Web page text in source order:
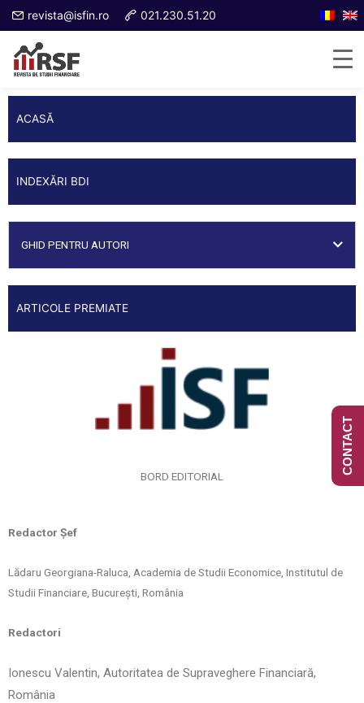
revista@isfin.ro 021.230.51.20
ACASĂ
INDEXĂRI BDI
GHID PENTRU AUTORI
ARTICOLE PREMIATE
BORD EDITORIAL
Redactor Șef
Lădaru Georgiana-Raluca, Academia de Studii Economice, Institutul de
Studii Financiare, București, România
Redactori
Ionescu Valentin, Autoritatea de Supraveghere Financiară,
România
CONTACT